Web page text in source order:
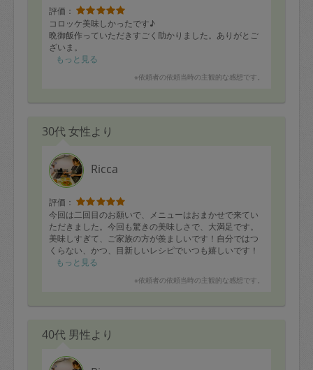
評価：
コロッケ美味しかったです♪
晩御飯作っていただきすごく助かりました。ありがとご
ざいま。
もっと見る
※依頼者の依頼当時の主観的な感想です。
30代 女性より
Ricca
評価：
今回は二回目のお願いで、メニューはおまかせで来てい
ただきました。今回も驚きの美味しさで、大満足です。
美味しすぎて、ご家族の方が羨ましいです！自分ではつ
くらない、かつ、目新しいレシピでいつも嬉しいです！
ありがとうございました！
もっと見る
※依頼者の依頼当時の主観的な感想です。
40代 男性より